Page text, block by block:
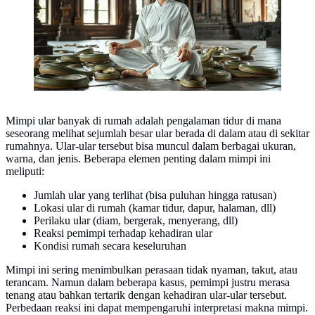
Mimpi ular banyak di rumah adalah pengalaman tidur di mana
seseorang melihat sejumlah besar ular berada di dalam atau di sekitar
rumahnya. Ular-ular tersebut bisa muncul dalam berbagai ukuran,
warna, dan jenis. Beberapa elemen penting dalam mimpi ini
meliputi:
Jumlah ular yang terlihat (bisa puluhan hingga ratusan)
Lokasi ular di rumah (kamar tidur, dapur, halaman, dll)
Perilaku ular (diam, bergerak, menyerang, dll)
Reaksi pemimpi terhadap kehadiran ular
Kondisi rumah secara keseluruhan
Mimpi ini sering menimbulkan perasaan tidak nyaman, takut, atau
terancam. Namun dalam beberapa kasus, pemimpi justru merasa
tenang atau bahkan tertarik dengan kehadiran ular-ular tersebut.
Perbedaan reaksi ini dapat mempengaruhi interpretasi makna mimpi.